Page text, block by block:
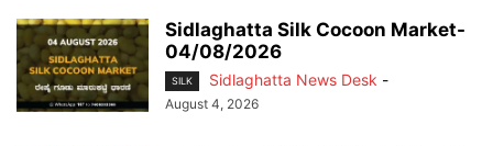
Sidlaghatta Silk Cocoon Market-
04/08/2026
SILK Sidlaghatta News Desk -
August 4, 2026